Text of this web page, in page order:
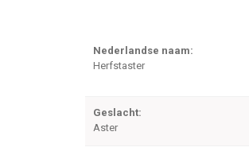
Nederlandse naam:
Herfstaster
Geslacht:
Aster